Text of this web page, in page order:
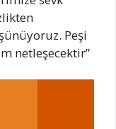
Peşi
netleşecektir”